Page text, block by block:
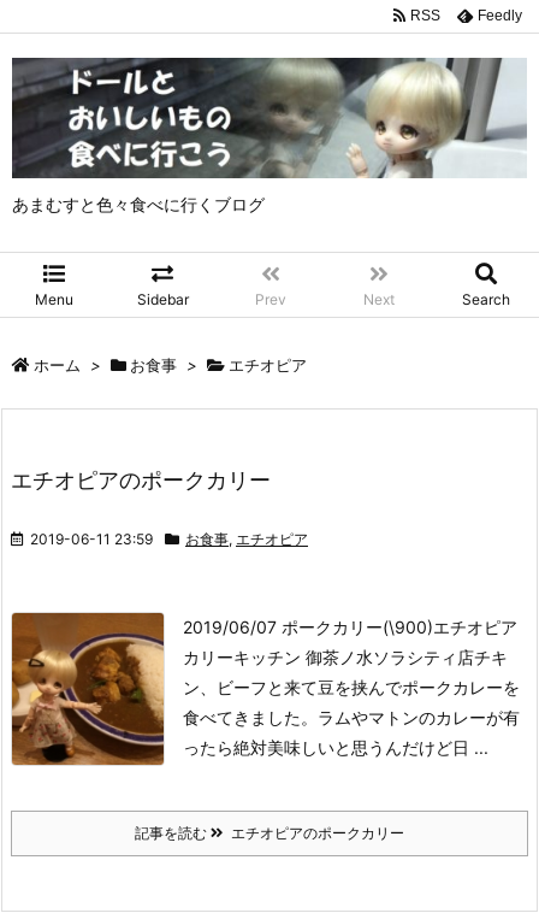
あまむすと色々食べに行くブログ
Menu Sidebar Prev Next Search
RSS Feedly
ホーム > お食事 > エチオピア
エチオピアのポークカリー
2019-06-11 23:59 お食事, エチオピア
2019/06/07 ポークカリー(\900)エチオピア
カリーキッチン 御茶ノ水ソラシティ店チキ
ン、ビーフと来て豆を挟んでポークカレーを
食べてきました。ラムやマトンのカレーが有
ったら絶対美味しいと思うんだけど日 ...
記事を読む エチオピアのポークカリー